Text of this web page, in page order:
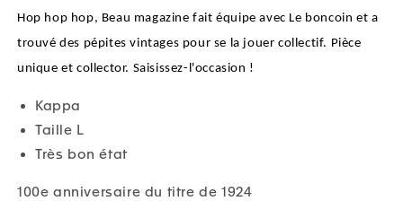
Hop hop hop, Beau magazine fait équipe avec Le boncoin et a
trouvé des pépites vintages pour se la jouer collectif. Pièce
unique et collector. Saisissez-l'occasion !
Kappa
Taille L
Très bon état
100e anniversaire du titre de 1924